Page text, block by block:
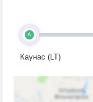
A
Каунас (LT)